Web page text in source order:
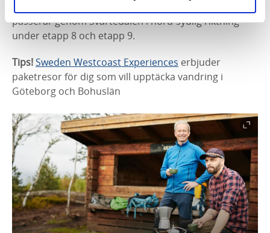
passerar genom Svartedalen i nord-sydlig riktning
under etapp 8 och etapp 9.
Tips!Sweden Westcoast Experiences erbjuder
paketresor för dig som vill upptäcka vandring i
Göteborg och Bohuslän